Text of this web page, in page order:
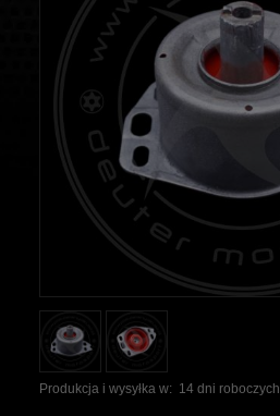
Produkcja i wysyłka w: 14 dni roboczych